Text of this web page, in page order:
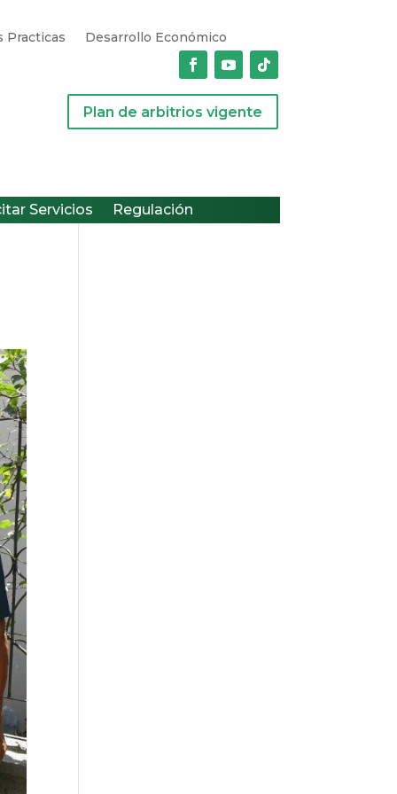
Practicas Desarrollo Económico
Plan de arbitrios vigente
Servicios Regulación